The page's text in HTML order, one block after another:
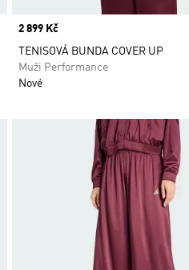
Price
2 899 Kč
TENISOVÁ BUNDA COVER UP
Muži Performance
Nové
Přidat do seznamu přání